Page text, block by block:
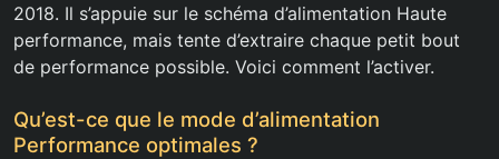
2018. Il s’appuie sur le schéma d’alimentation Haute
performance, mais tente d’extraire chaque petit bout
de performance possible. Voici comment l’activer.
Qu’est-ce que le mode d’alimentation
Performance optimales ?